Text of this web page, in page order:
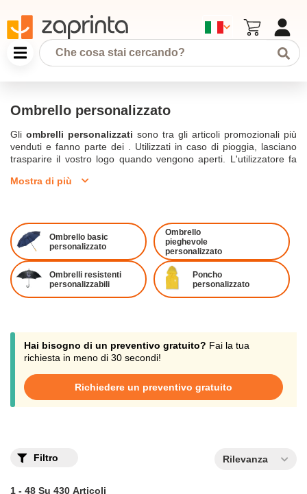
Ombrello personalizzato
Gli ombrelli personalizzati sono tra gli articoli promozionali più
venduti e fanno parte dei . Utilizzati in caso di pioggia, lasciano
trasparire il vostro logo quando vengono aperti. L'utilizzatore fa
l'ombrello pubblicitario. L'ombrello è quindi un
all'ombrello grande. Ci sono ombrelli pieghevoli,ombrelli a
cannao ombrelli dritti, ombrelli a campana
,... L'ombrello
pieghevole, come indica il nome, è pieghevole. È quindi possibile
trasportarlo facilmente, ad esempio riponendolo in una borsa.
L'ombrello dritto o a bastone è un ombrello di grandi dimensioni
con un manico curvo come un bastone. Infine, l'ombrello a
campana offre una protezione perfetta da tutti i lati grazie al suo
di ombrelli personalizzati con il vostro logo aziendale.
Mostra di più
Ombrello basic
personalizzato
Ombrello
pieghevole
personalizzato
Ombrelli resistenti
personalizzabili
Poncho
personalizzato
Hai bisogno di un preventivo gratuito? Fai la tua
richiesta in meno di 30 secondi!
Richiedere un preventivo gratuito
Filtro Rilevanza
1 - 48 Su 430 Articoli